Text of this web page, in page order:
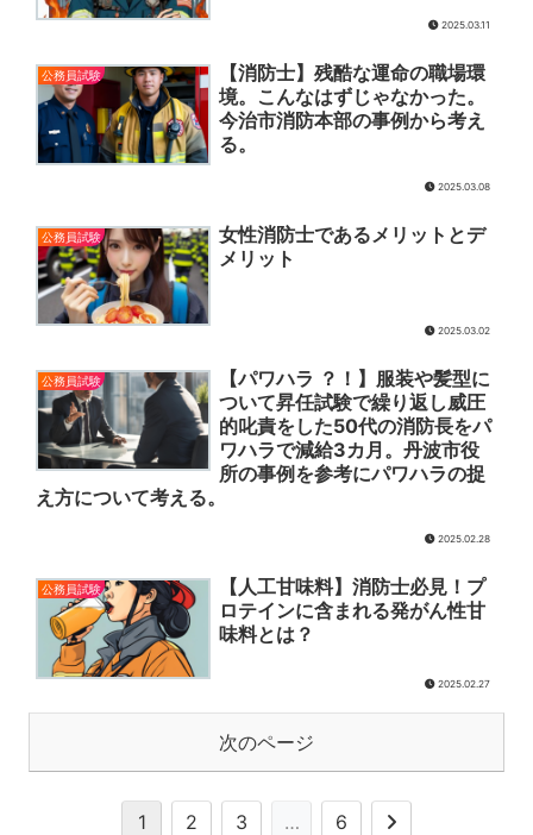
2025.03.11
公務員試験
【消防士】残酷な運命の職場環
境。こんなはずじゃなかった。
今治市消防本部の事例から考え
る。
2025.03.08
公務員試験
女性消防士であるメリットとデ
メリット
2025.03.02
公務員試験
【パワハラ ？！】服装や髪型に
ついて昇任試験で繰り返し威圧
的叱責をした50代の消防長をパ
ワハラで減給3カ月。丹波市役
所の事例を参考にパワハラの捉
え方について考える。
2025.02.28
公務員試験
【人工甘味料】消防士必見！プ
ロテインに含まれる発がん性甘
味料とは？
2025.02.27
次のページ
1 2 3 … 6